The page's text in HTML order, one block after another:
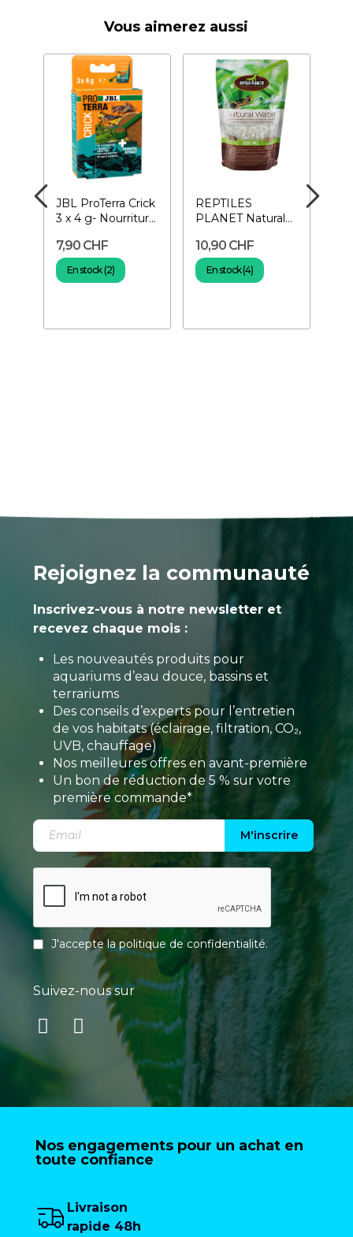
Vous aimerez aussi
JBL ProTerra Crick
3 x 4 g- Nourriture
7,90 CHF
En stock (2)
REPTILES
PLANET Natural
Eau en gelée
pour...
10,90 CHF
En stock (4)
Rejoignez la communauté
Inscrivez-vous à notre newsletter et
recevez chaque mois :
Les nouveautés produits pour
aquariums d’eau douce, bassins et
terrariums
Des conseils d’experts pour l’entretien
de vos habitats (éclairage, filtration, CO₂,
UVB, chauffage)
Nos meilleures offres en avant-première
Un bon de réduction de 5 % sur votre
première commande*
M'inscrire
J'accepte lapolitique de confidentialité.
Suivez-nous sur
Nos engagements pour un achat en
toute confiance
Livraison
rapide 48h